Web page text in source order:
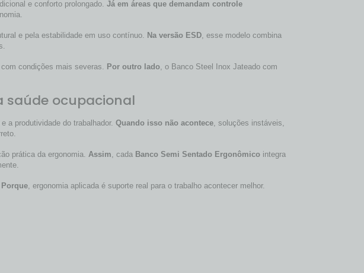
e conforto prolongado. Já em áreas que demandam controle
e pela estabilidade em uso contínuo. Na versão ESD, esse modelo combina
condições mais severas. Por outro lado, o Banco Steel Inox Jateado com
saúde ocupacional
a produtividade do trabalhador. Quando isso não acontece, soluções instáveis,
prática da ergonomia. Assim, cada Banco Semi Sentado Ergonômico integra
Porque, ergonomia aplicada é suporte real para o trabalho acontecer melhor.